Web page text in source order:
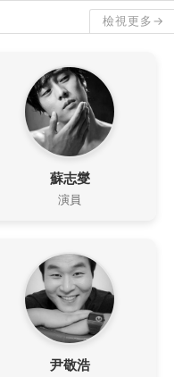
檢視更多→
蘇志燮
演員
尹敬浩